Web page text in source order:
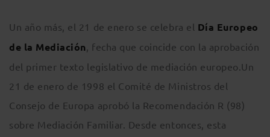
Un año más, el 21 de enero se celebra el Día Europeo
de la Mediación, fecha que coincide con la aprobación
del primer texto legislativo de mediación europeo.Un
21 de enero de 1998 el Comité de Ministros del
Consejo de Europa aprobó la Recomendación R (98)
sobre Mediación Familiar. Desde entonces, esta